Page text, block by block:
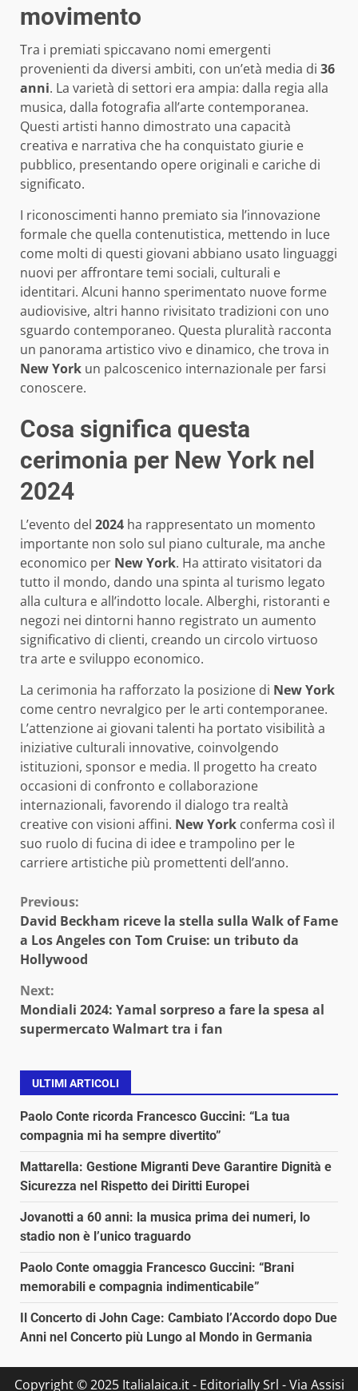
movimento
Tra i premiati spiccavano nomi emergenti
provenienti da diversi ambiti, con un’età media di 36
anni. La varietà di settori era ampia: dalla regia alla
musica, dalla fotografia all’arte contemporanea.
Questi artisti hanno dimostrato una capacità
creativa e narrativa che ha conquistato giurie e
pubblico, presentando opere originali e cariche di
significato.
I riconoscimenti hanno premiato sia l’innovazione
formale che quella contenutistica, mettendo in luce
come molti di questi giovani abbiano usato linguaggi
nuovi per affrontare temi sociali, culturali e
identitari. Alcuni hanno sperimentato nuove forme
audiovisive, altri hanno rivisitato tradizioni con uno
sguardo contemporaneo. Questa pluralità racconta
un panorama artistico vivo e dinamico, che trova in
New York un palcoscenico internazionale per farsi
conoscere.
Cosa significa questa
cerimonia per New York nel
2024
L’evento del 2024 ha rappresentato un momento
importante non solo sul piano culturale, ma anche
economico per New York. Ha attirato visitatori da
tutto il mondo, dando una spinta al turismo legato
alla cultura e all’indotto locale. Alberghi, ristoranti e
negozi nei dintorni hanno registrato un aumento
significativo di clienti, creando un circolo virtuoso
tra arte e sviluppo economico.
La cerimonia ha rafforzato la posizione di New York
come centro nevralgico per le arti contemporanee.
L’attenzione ai giovani talenti ha portato visibilità a
iniziative culturali innovative, coinvolgendo
istituzioni, sponsor e media. Il progetto ha creato
occasioni di confronto e collaborazione
internazionali, favorendo il dialogo tra realtà
creative con visioni affini. New York conferma così il
suo ruolo di fucina di idee e trampolino per le
carriere artistiche più promettenti dell’anno.
Continue
Reading
Previous:
David Beckham riceve la stella sulla Walk of Fame
a Los Angeles con Tom Cruise: un tributo da
Hollywood
Next:
Mondiali 2024: Yamal sorpreso a fare la spesa al
supermercato Walmart tra i fan
ULTIMI ARTICOLI
Paolo Conte ricorda Francesco Guccini: “La tua
compagnia mi ha sempre divertito”
Mattarella: Gestione Migranti Deve Garantire Dignità e
Sicurezza nel Rispetto dei Diritti Europei
Jovanotti a 60 anni: la musica prima dei numeri, lo
stadio non è l’unico traguardo
Paolo Conte omaggia Francesco Guccini: “Brani
memorabili e compagnia indimenticabile”
Il Concerto di John Cage: Cambiato l’Accordo dopo Due
Anni nel Concerto più Lungo al Mondo in Germania
Copyright © 2025 Italialaica.it - Editorially Srl - Via Assisi